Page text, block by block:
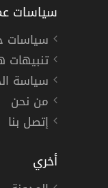
سياسات
سياسات
تنبيهات
سياسة
من نحن
إتصل بنا
أخري